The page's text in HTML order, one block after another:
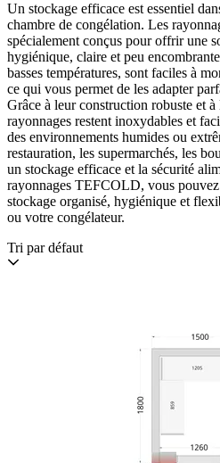
Un stockage efficace est essentiel
chambre de congélation. Les
spécialement conçus pour offrir une
hygiénique, claire et peu
basses températures, sont faciles à
ce qui vous permet de les adapter
Grâce à leur construction robuste et
rayonnages restent inoxydables et
des environnements humides ou
restauration, les supermarchés, les
un stockage efficace et la sécurité
rayonnages TEFCOLD, vous
stockage organisé, hygiénique et
ou votre congélateur.
Tri par défaut